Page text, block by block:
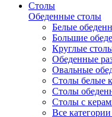
Столы
Обеденные столы
Белые
Большие
Круглые
Обеденные
Овальные
Столы белые
Столы
Столы с
Все